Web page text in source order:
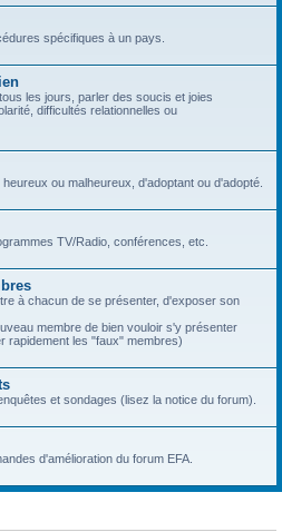
spécifiques à un pays.
les jours, parler des soucis et joies
difficultés relationnelles ou
ou malheureux, d'adoptant ou d'adopté.
TV/Radio, conférences, etc.
à chacun de se présenter, d'exposer son
membre de bien vouloir s'y présenter
rapidement les "faux" membres)
et sondages (lisez la notice du forum).
d'amélioration du forum EFA.